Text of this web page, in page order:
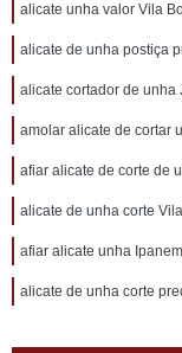
alicate unha valor Vila
alicate de unha postiça
alicate cortador de unha
amolar alicate de cortar
afiar alicate de corte de
alicate de unha corte
afiar alicate unha
alicate de unha corte